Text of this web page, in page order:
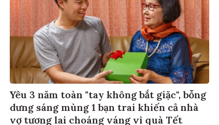
Yêu 3 năm toàn "tay không bắt giặc", bỗng
dưng sáng mùng 1 bạn trai khiến cả nhà
vợ tương lai choáng váng vì quà Tết